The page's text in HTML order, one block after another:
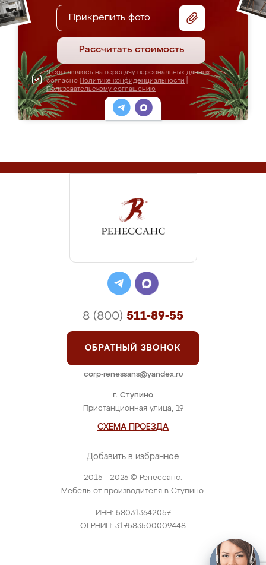
Прикрепить фото
Рассчитать стоимость
Я соглашаюсь на передачу персональных данных
согласно Политике конфиденциальности
Пользовательскому соглашению
2015 - 2026 © Ренессанс.
Мебель от производителя в Ступино.
ИНН: 580313642057
ОГРНИП: 317583500009448
г. Ступино
Пристанционная улица, 19
СХЕМА ПРОЕЗДА
Добавить в избранное
8 (800) 511-89-55
ОБРАТНЫЙ ЗВОНОК
corp-renessans@yandex.ru